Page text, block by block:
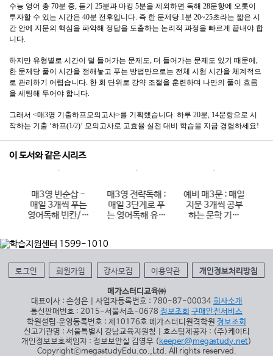
수능 영어 총 70분 중, 듣기 25분과 마킹 5분을 제외하면 독해 28문항에 오롯이
투자할 수 있는 시간은 40분 전후입니다. 즉 한 문제당 1분 20~25초라는 짧은 시
간 안에 지문의 핵심을 파악해 정답을 도출하는 논리적 과정을 빠르게 끝내야 합
니다.
하지만 유형별로 시간이 덜 들어가는 문제도, 더 들어가는 문제도 있기 때문에,
한 문제당 풀이 시간을 정해놓고 푸는 방법만으로는 전체 시험 시간을 체계적으
로 관리하기 어렵습니다. 한 회 단위로 강약 조절을 훈련하며 나만의 풀이 흐름
을 세팅해 두어야 합니다.
그래서 <매3영 기출하프모의고사>를 기획했습니다. 하루 20분, 14문항으로 시
작하는 기출 ‘하프(1/2)’ 모의고사로 고효율 실전 대비 학습을 지금 경험하세요!
이 도서와 같은 시리즈
매3영 빈순삽 -
매일 3개씩 푸는
영어독해 빈칸/순
매3영 전략독해 :
매일 3단계로 푸
는 영어독해 유형
예비 매3문 : 매일
지문 3개씩 공부
하는 문학 기출
로그인 회원가입 강사모집 이용약관 개인정보처리방침
메가스터디교육㈜
대표이사 : 손성은 | 사업자등록번호 : 780-87-00034 회사소개
통신판매번호 : 2015-서울서초-0678 정보조회 구매안전서비스
학원설립∙운영등록번호 : 제10176호 메가스터디원격학원 정보조회
신고기관명 : 서울특별시 강남교육지원청 | 호스팅제공자 : (주)케이티
개인정보보호책임자 : 정보보안실 김영무 (keeper@megastudy.net)
CopyrightⓒmegastudyEdu.co.,Ltd. All rights reserved.